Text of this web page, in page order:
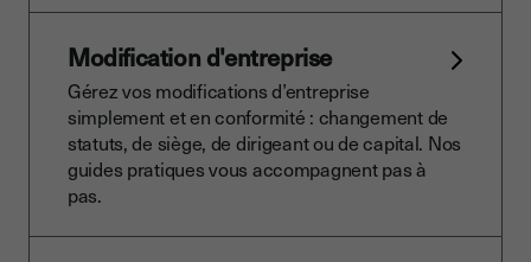
Modification d'entreprise
Gérez vos modifications d’entreprise
simplement et en conformité : changement de
statuts, de siège, de dirigeant ou de capital. Nos
guides pratiques vous accompagnent pas à
pas.